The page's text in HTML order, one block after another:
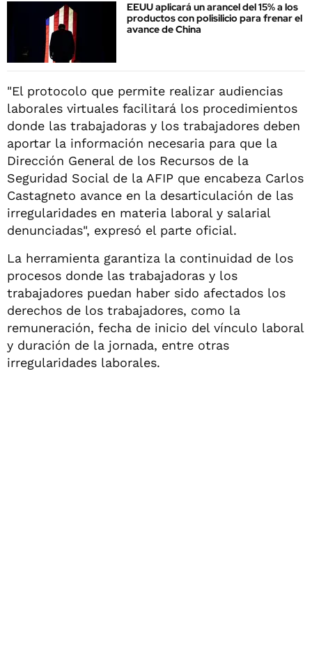
EEUU aplicará un arancel del 15% a los
productos con polisilicio para frenar el
avance de China
"El protocolo que permite realizar audiencias
laborales virtuales facilitará los procedimientos
donde las trabajadoras y los trabajadores deben
aportar la información necesaria para que la
Dirección General de los Recursos de la
Seguridad Social de la AFIP que encabeza Carlos
Castagneto avance en la desarticulación de las
irregularidades en materia laboral y salarial
denunciadas", expresó el parte oficial.
La herramienta garantiza la continuidad de los
procesos donde las trabajadoras y los
trabajadores puedan haber sido afectados los
derechos de los trabajadores, como la
remuneración, fecha de inicio del vínculo laboral
y duración de la jornada, entre otras
irregularidades laborales.